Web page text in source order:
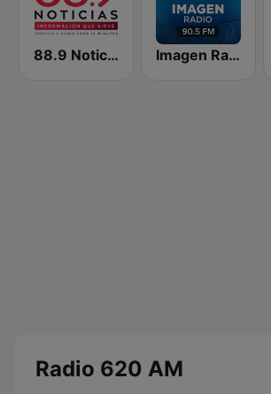
88.9 Noticias Imagen Radio 90.5 FM
Radio 620 AM